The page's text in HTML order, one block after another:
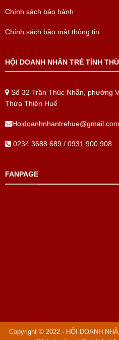
Chính sách bảo hành
Chính sách bảo mật thông tin
HỘI DOANH NHÂN TRẺ TỈNH
Số 32 Trần Thúc Nhẫn, phường
Thừa Thiên Huế
Hoidoanhnhantrehue@gmail.com
0234 3688 689 / 0931 900 908
FANPAGE
Copyright © 2022 - HỘI DOANH